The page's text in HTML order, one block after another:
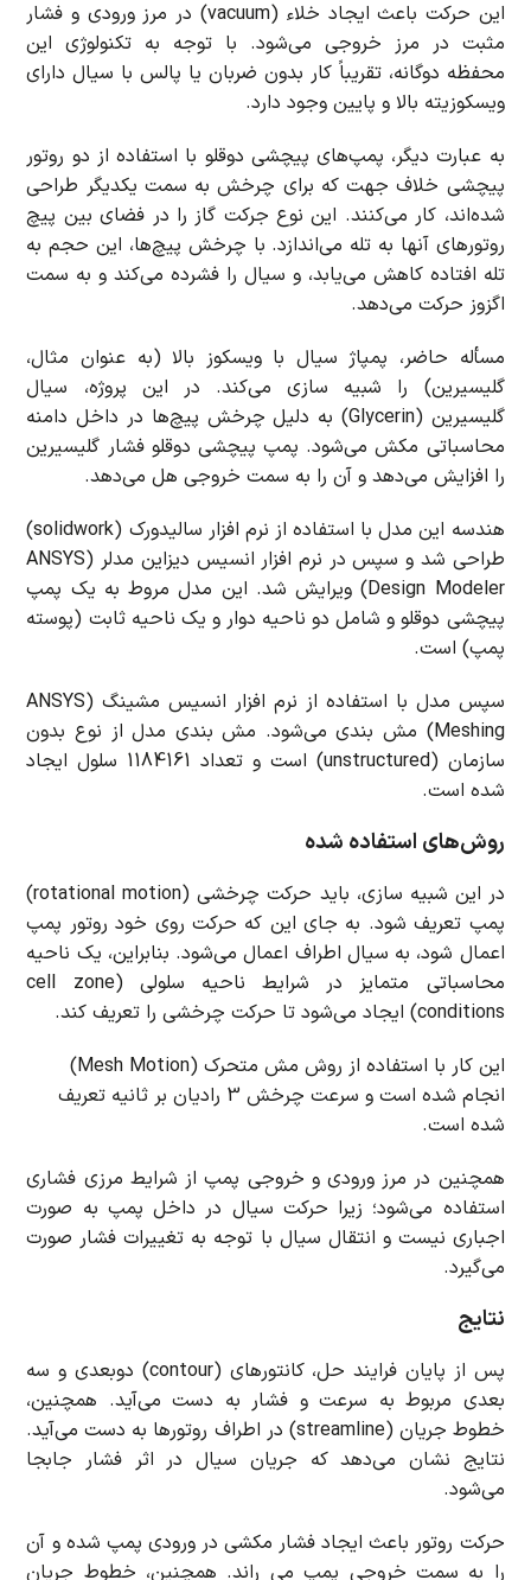
این حرکت باعث ایجاد خلاء (vacuum) در مرز ورودی و فشار
مثبت در مرز خروجی می‌شود. با توجه به تکنولوژی این
محفظه دوگانه، تقریباً کار بدون ضربان یا پالس با سیال دارای
ویسکوزیته بالا و پایین وجود دارد.
به عبارت دیگر، پمپ‌های پیچشی دوقلو با استفاده از دو روتور
پیچشی خلاف جهت که برای چرخش به سمت یکدیگر طراحی
شده‌اند، کار می‌کنند. این نوع جرکت گاز را در فضای بین پیچ
روتورهای آنها به تله می‌اندازد. با چرخش پیچ‌ها، این حجم به
تله افتاده کاهش می‌یابد، و سیال را فشرده می‌کند و به سمت
اگزوز حرکت می‌دهد.
مسأله حاضر، پمپاژ سیال با ویسکوز بالا (به عنوان مثال،
گلیسیرین) را شبیه سازی می‌کند. در این پروژه، سیال
گلیسیرین (Glycerin) به دلیل چرخش پیچ‌ها در داخل دامنه
محاسباتی مکش می‌شود. پمپ پیچشی دوقلو فشار گلیسیرین
را افزایش می‌دهد و آن را به سمت خروجی هل می‌دهد.
هندسه این مدل با استفاده از نرم افزار سالیدورک (solidwork)
طراحی شد و سپس در نرم افزار انسیس دیزاین مدلر (ANSYS
Design Modeler) ویرایش شد. این مدل مروط به یک پمپ
پیچشی دوقلو و شامل دو ناحیه دوار و یک ناحیه ثابت (پوسته
پمپ) است.
سپس مدل با استفاده از نرم افزار انسیس مشینگ (ANSYS
Meshing) مش بندی می‌شود. مش بندی مدل از نوع بدون
سازمان (unstructured) است و تعداد 1184161 سلول ایجاد
شده است.
روش‌های استفاده شده
در این شبیه سازی، باید حرکت چرخشی (rotational motion)
پمپ تعریف شود. به جای این که حرکت روی خود روتور پمپ
اعمال شود، به سیال اطراف اعمال می‌شود. بنابراین، یک ناحیه
محاسباتی متمایز در شرایط ناحیه سلولی (cell zone
conditions) ایجاد می‌شود تا حرکت چرخشی را تعریف کند.
این کار با استفاده از روش مش متحرک (Mesh Motion)
انجام شده است و سرعت چرخش 3 رادیان بر ثانیه تعریف
شده است.
همچنین در مرز ورودی و خروجی پمپ از شرایط مرزی فشاری
استفاده می‌شود؛ زیرا حرکت سیال در داخل پمپ به صورت
اجباری نیست و انتقال سیال با توجه به تغییرات فشار صورت
می‌گیرد.
نتایج
پس از پایان فرایند حل، کانتورهای (contour) دوبعدی و سه
بعدی مربوط به سرعت و فشار به دست می‌آید. همچنین،
خطوط جریان (streamline) در اطراف روتورها به دست می‌آید.
نتایج نشان می‌دهد که جریان سیال در اثر فشار جابجا
می‌شود.
حرکت روتور باعث ایجاد فشار مکشی در ورودی پمپ شده و آن
را به سمت خروجی پمپ می ‌راند. همچنین، خطوط جریان